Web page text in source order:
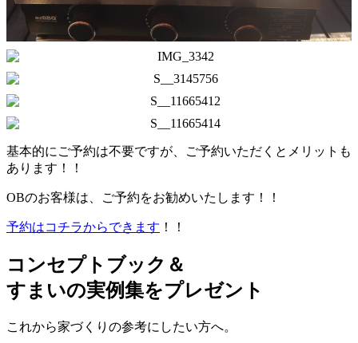
基本的にご予約は不要ですが、ご予約いただくとメリットも
あります！！
OBのお客様は、ご予約をお勧めいたします！！
予約はコチラからできます ！！
コンセプトブック＆
すまいの実例集をプレゼント
これから家づくりの参考にしたい方へ。